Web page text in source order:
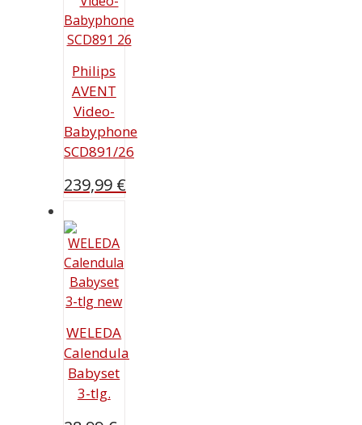
Philips
AVENT
Video-
Babyphone
SCD891/26
239,99 €
WELEDA
Calendula
Babyset
3-tlg.